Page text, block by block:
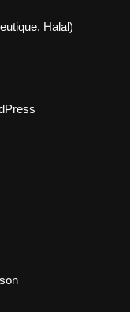
Halal)